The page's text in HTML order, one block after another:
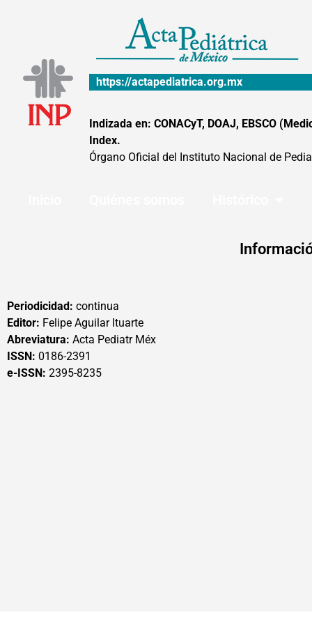
https://actapediatrica.org.mx
Indizada en: CONACyT, DOAJ, EBSCO
Index.
Órgano Oficial del Instituto Nacional de
Periodicidad: continua
Editor: Felipe Aguilar Ituarte
Abreviatura: Acta Pediatr Méx
ISSN: 0186-2391
e-ISSN: 2395-8235